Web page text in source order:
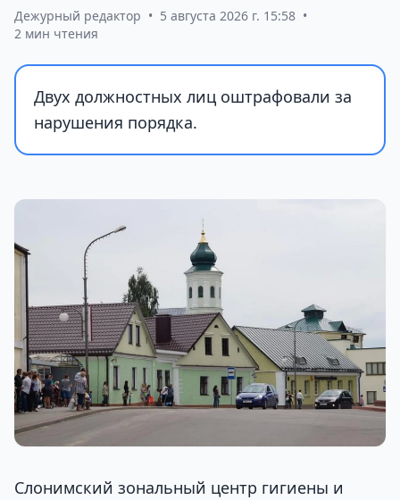
Дежурный редактор • 5 августа 2026 г. 15:58 •
2 мин чтения
Двух должностных лиц оштрафовали за
нарушения порядка.
Слонимский зональный центр гигиены и